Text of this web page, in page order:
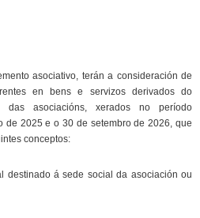
asociativo, terán a consideración de
en bens e servizos derivados do
das asociacións, xerados no período
de 2025 e o 30 de setembro de 2026, que
conceptos:
destinado á sede social da asociación ou